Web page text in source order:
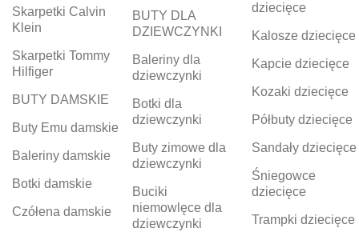
Skarpetki Calvin
Klein
Skarpetki Tommy
Hilfiger
BUTY DAMSKIE
Buty Emu damskie
Baleriny damskie
Botki damskie
Czółena damskie
BUTY DLA
DZIEWCZYNKI
Baleriny dla
dziewczynki
Botki dla
dziewczynki
Buty zimowe dla
dziewczynki
Buciki
niemowlęce dla
dziewczynki
dziecięce
Kalosze dziecięce
Kapcie dziecięce
Kozaki dziecięce
Półbuty dziecięce
Sandały dziecięce
Śniegowce
dziecięce
Trampki dziecięce